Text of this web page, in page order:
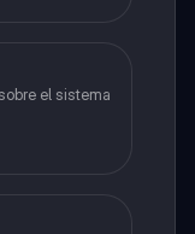
el sistema